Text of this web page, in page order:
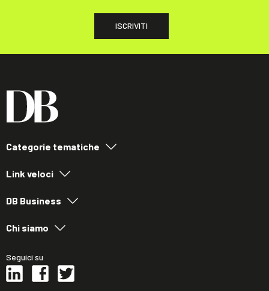
ISCRIVITI
Categorie tematiche
Link veloci
DB Business
Chi siamo
Seguici su